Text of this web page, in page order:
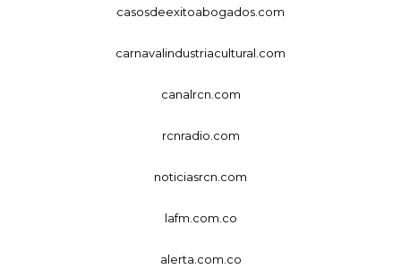
casosdeexitoabogados.com
carnavalindustriacultural.com
canalrcn.com
rcnradio.com
noticiasrcn.com
lafm.com.co
alerta.com.co